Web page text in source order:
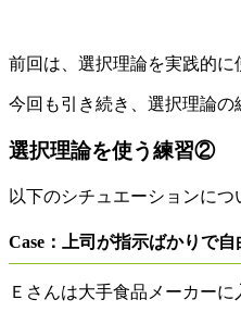
前回は、選択理論を実践的に
今回も引き続き、選択理論の
選択理論を使う練習②
以下のシチュエーションにつ
Case：上司が指示ばかりで自
Ｅさんは大手食品メーカー